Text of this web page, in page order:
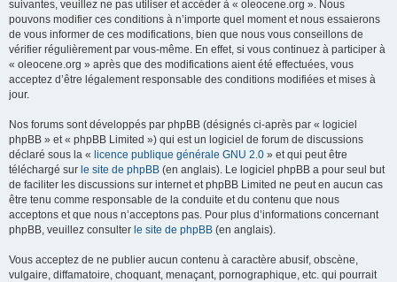
suivantes, veuillez ne pas utiliser et accéder à « oleocene.org ». Nous
pouvons modifier ces conditions à n’importe quel moment et nous essaierons
de vous informer de ces modifications, bien que nous vous conseillons de
vérifier régulièrement par vous-même. En effet, si vous continuez à participer à
« oleocene.org » après que des modifications aient été effectuées, vous
acceptez d’être légalement responsable des conditions modifiées et mises à
jour.
Nos forums sont développés par phpBB (désignés ci-après par « logiciel
phpBB » et « phpBB Limited ») qui est un logiciel de forum de discussions
déclaré sous la « licence publique générale GNU 2.0 » et qui peut être
téléchargé sur le site de phpBB (en anglais). Le logiciel phpBB a pour seul but
de faciliter les discussions sur internet et phpBB Limited ne peut en aucun cas
être tenu comme responsable de la conduite et du contenu que nous
acceptons et que nous n’acceptons pas. Pour plus d’informations concernant
phpBB, veuillez consulter le site de phpBB (en anglais).
Vous acceptez de ne publier aucun contenu à caractère abusif, obscène,
vulgaire, diffamatoire, choquant, menaçant, pornographique, etc. qui pourrait